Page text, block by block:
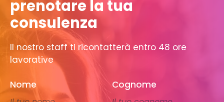
prenotare la tua
consulenza
Il nostro staff ti ricontatterà entro 48 ore
lavorative
Nome Cognome